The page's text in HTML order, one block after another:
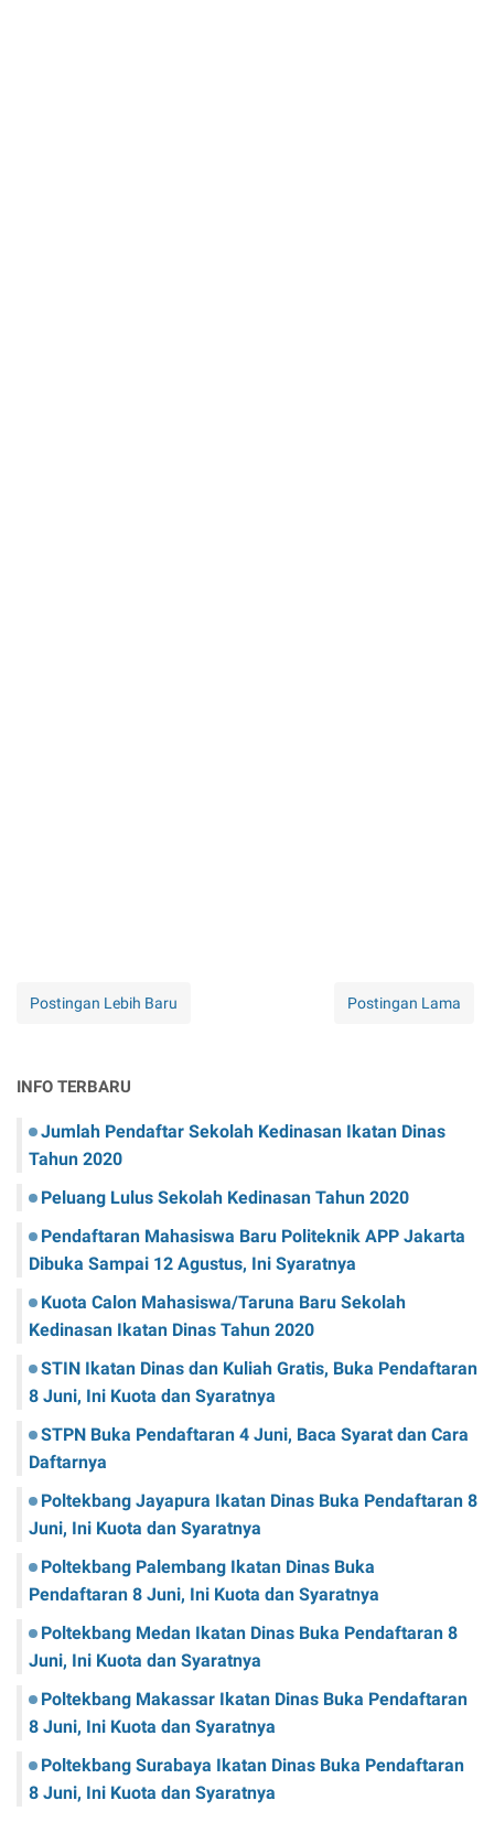
Postingan Lebih Baru Postingan Lama
INFO TERBARU
Jumlah Pendaftar Sekolah Kedinasan Ikatan Dinas
Tahun 2020
Peluang Lulus Sekolah Kedinasan Tahun 2020
Pendaftaran Mahasiswa Baru Politeknik APP Jakarta
Dibuka Sampai 12 Agustus, Ini Syaratnya
Kuota Calon Mahasiswa/Taruna Baru Sekolah
Kedinasan Ikatan Dinas Tahun 2020
STIN Ikatan Dinas dan Kuliah Gratis, Buka Pendaftaran
8 Juni, Ini Kuota dan Syaratnya
STPN Buka Pendaftaran 4 Juni, Baca Syarat dan Cara
Daftarnya
Poltekbang Jayapura Ikatan Dinas Buka Pendaftaran 8
Juni, Ini Kuota dan Syaratnya
Poltekbang Palembang Ikatan Dinas Buka
Pendaftaran 8 Juni, Ini Kuota dan Syaratnya
Poltekbang Medan Ikatan Dinas Buka Pendaftaran 8
Juni, Ini Kuota dan Syaratnya
Poltekbang Makassar Ikatan Dinas Buka Pendaftaran
8 Juni, Ini Kuota dan Syaratnya
Poltekbang Surabaya Ikatan Dinas Buka Pendaftaran
8 Juni, Ini Kuota dan Syaratnya